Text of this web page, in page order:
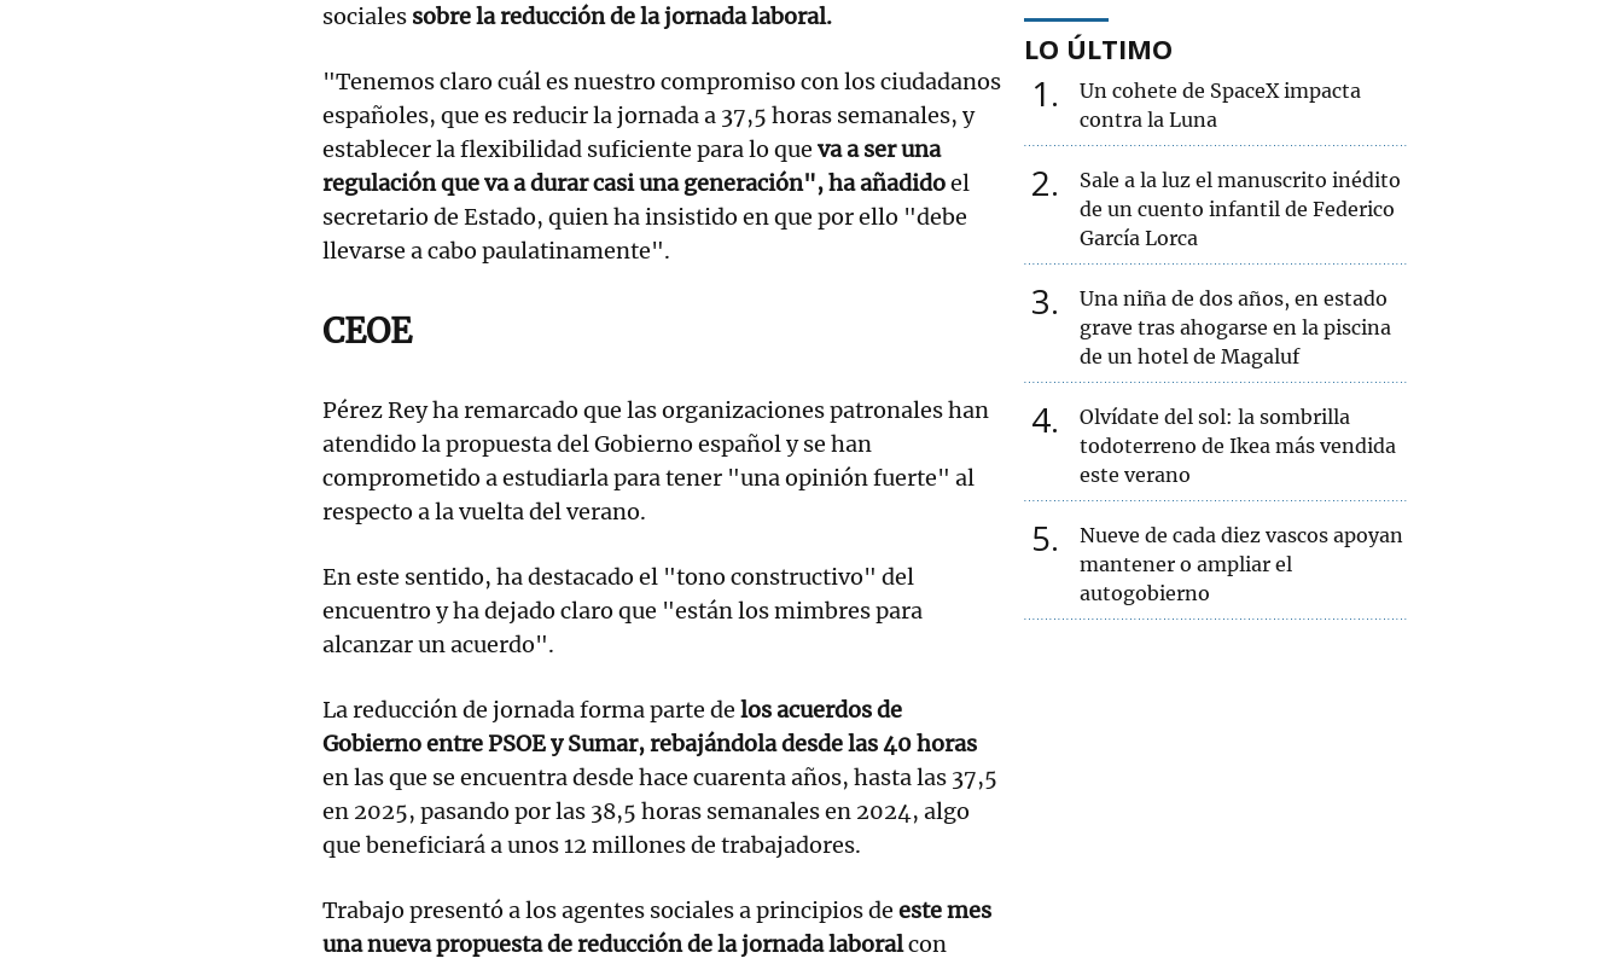
sociales sobre la reducción de la jornada laboral.
"Tenemos claro cuál es nuestro compromiso con los ciudadanos
españoles, que es reducir la jornada a 37,5 horas semanales, y
establecer la flexibilidad suficiente para lo que va a ser una
regulación que va a durar casi una generación", ha añadidoel
secretario de Estado, quien ha insistido en que por ello "debe
llevarse a cabo paulatinamente".
CEOE
Pérez Rey ha remarcado que las organizaciones patronales han
atendido la propuesta del Gobierno español y se han
comprometido a estudiarla para tener "una opinión fuerte" al
respecto a la vuelta del verano.
En este sentido, ha destacado el "tono constructivo" del
encuentro y ha dejado claro que "están los mimbres para
alcanzar un acuerdo".
La reducción de jornada forma parte de los acuerdos de
Gobierno entre PSOE y Sumar, rebajándola desde las 40 horas
en las que se encuentra desde hace cuarenta años, hasta las 37,5
en 2025, pasando por las 38,5 horas semanales en 2024, algo
que beneficiará a unos 12 millones de trabajadores.
Trabajo presentó a los agentes sociales a principios de este mes
una nueva propuesta de reducción de la jornada laboralcon
LO ÚLTIMO
1
Un cohete de SpaceX impacta
contra la Luna
2
Sale a la luz el manuscrito inédito
de un cuento infantil de Federico
García Lorca
3
Una niña de dos años, en estado
grave tras ahogarse en la piscina
de un hotel de Magaluf
4
Olvídate del sol: la sombrilla
todoterreno de Ikea más vendida
este verano
5
Nueve de cada diez vascos apoyan
mantener o ampliar el
autogobierno